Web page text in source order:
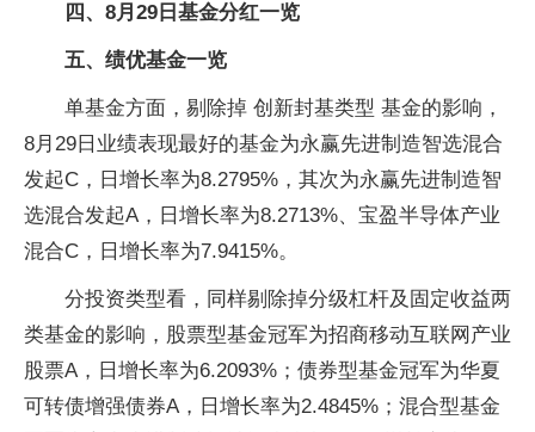
四、 8月 29 日基金分红一览
五、绩优基金一览
单基金方面，剔除掉 创新封基类型 基金的影响，
8月29日业绩表现最好的基金为永赢先进制造智选混合
发起C，日增长率为8.2795%，其次为永赢先进制造智
选混合发起A，日增长率为8.2713%、宝盈半导体产业
混合C，日增长率为7.9415%。
分投资类型看，同样剔除掉分级杠杆及固定收益两
类基金的影响，股票型基金冠军为招商移动互联网产业
股票A，日增长率为6.2093%；债券型基金冠军为华夏
可转债增强债券A，日增长率为2.4845%；混合型基金